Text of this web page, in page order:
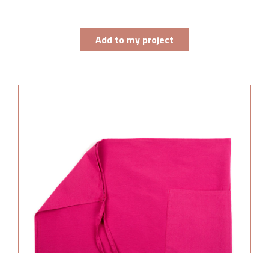
Add to my project